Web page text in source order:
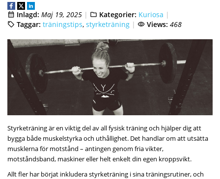
Inlagd: Maj 19, 2025 Kategorier: Kuriosa
Taggar: träningstips, styrketräning Views: 468
Styrketräning är en viktig del av all fysisk träning och hjälper dig att
bygga både muskelstyrka och uthållighet. Det handlar om att utsätta
musklerna för motstånd – antingen genom fria vikter,
motståndsband, maskiner eller helt enkelt din egen kroppsvikt.
Allt fler har börjat inkludera styrketräning i sina träningsrutiner, och